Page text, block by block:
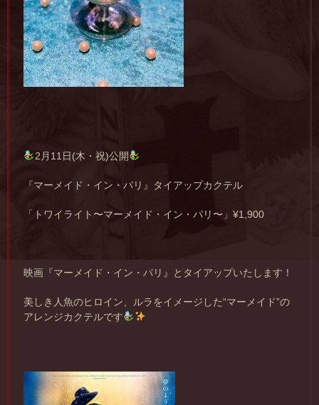
2月11日(木・祝)公開
『マーメイド・イン・パリ』タイアップカクテル
「トワイライト〜マーメイド・イン・パリ〜」¥1,900
映画『マーメイド・イン・パリ』とタイアップいたします！
美しき人魚のヒロイン、ルラをイメージした“マーメイド”の
アレンジカクテルです